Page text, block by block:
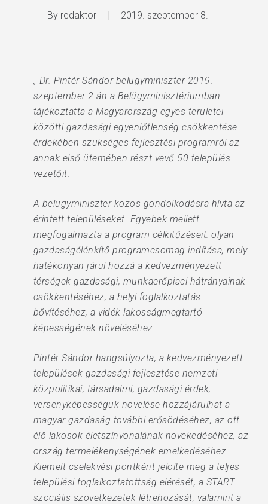
By redaktor 2019. szeptember 8.
„ Dr. Pintér Sándor belügyminiszter 2019.
szeptember 2-án a Belügyminisztériumban
tájékoztatta a Magyarország egyes területei
közötti gazdasági egyenlőtlenség csökkentése
érdekében szükséges fejlesztési programról az
annak első ütemében részt vevő 50 település
vezetőit.
A belügyminiszter közös gondolkodásra hívta az
érintett településeket. Egyebek mellett
megfogalmazta a program célkitűzéseit: olyan
gazdaságélénkítő programcsomag indítása, mely
hatékonyan járul hozzá a kedvezményezett
térségek gazdasági, munkaerőpiaci hátrányainak
csökkentéséhez, a helyi foglalkoztatás
bővítéséhez, a vidék lakosságmegtartó
képességének növeléséhez.
Pintér Sándor hangsúlyozta, a kedvezményezett
települések gazdasági fejlesztése nemzeti
közpolitikai, társadalmi, gazdasági érdek,
versenyképességük növelése hozzájárulhat a
magyar gazdaság további erősödéséhez, az ott
élő lakosok életszínvonalának növekedéséhez, az
ország termelékenységének emelkedéséhez.
Kiemelt cselekvési pontként jelölte meg a teljes
települési foglalkoztatottság elérését, a START
szociális szövetkezetek létrehozását, valamint a